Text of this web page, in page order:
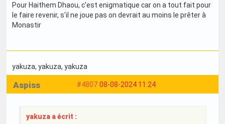
Pour Haithem Dhaou, c'est enigmatique car on a tout fait pour
le faire revenir, s'il ne joue pas on devrait au moins le prêter à
Monastir
yakuza, yakuza, yakuza
#4807 08-08-2024 11:24
Aspiss
yakuza a écrit :